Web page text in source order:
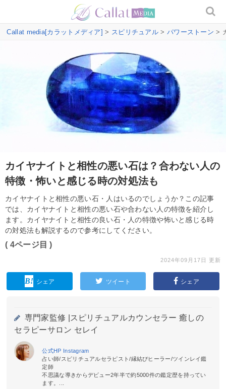
Callat media[カラットメディア] > スピリチュアル > パワーストーン >
カイヤナイトと相性の悪い石は？合わない人の
特徴・怖いと感じる時の対処法も
カイヤナイトと相性の悪い石・人はいるのでしょうか？この記事
では、カイヤナイトと相性の悪い石や合わない人の特徴を紹介し
ます。カイヤナイトと相性の良い石・人の特徴や怖いと感じる時
の対処法も解説するので参考にしてください。
( 4ページ目 )
2024年09月17日 更新
シェア ツイート シェア
専門家監修 |
スピリチュアルカウンセラー 癒しの
セラピーサロン セレイ
公式HP Instagram
占い師/スピリチュアルセラピスト/縁結びヒーラー/ツインレイ鑑
定師
不思議な導きからデビュー2年半で約5000件の鑑定歴を持ってい
ます。...